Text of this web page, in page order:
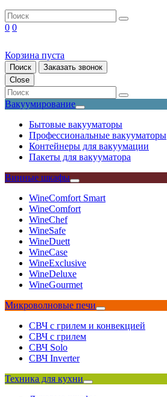
0 0
Корзина пуста
Поиск
Заказать звонок
Close
Вакуумирование
Бытовые вакууматоры
Профессиональные вакууматоры
Контейнеры для вакуумации
Пакеты для вакууматора
Винные шкафы
WineComfort Smart
WineComfort
WineChef
WineSafe
WineDuett
WineCase
WineExclusive
WineDeluxe
WineGourmet
Микроволновые печи
СВЧ с грилем и конвекцией
СВЧ с грилем
СВЧ Solo
СВЧ Inverter
Техника для кухни